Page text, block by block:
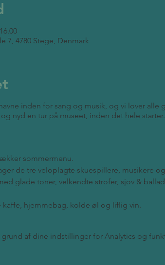
7, 4780 Stege, Denmark
inden for sang og musik, og vi lover
nyd en tur på museet, inden det hele
sommermenu.
de tre veloplagte skuespillere, musikere og
glade toner, velkendte strofer, sjov &
kaffe, hjemmebag, kolde øl og liflig vin.
af dine indstillinger for Analytics og